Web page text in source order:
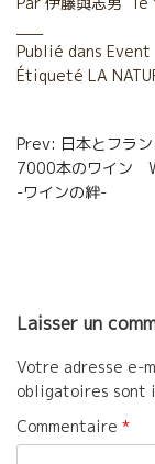
b
o
k
t
r
Publié dans Event
Étiqueté LA
de
Prev: 日本とフラ
7000本のワイン
-ワインの絆-
Laisser un
Votre adresse e-
obligatoires sont
Commentaire *